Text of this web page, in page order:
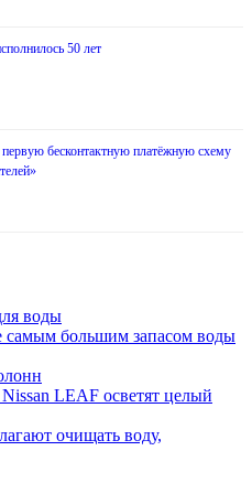
50 лет
бесконтактную платёжную схему
воды
самым большим запасом воды
LEAF осветят целый
очищать воду,